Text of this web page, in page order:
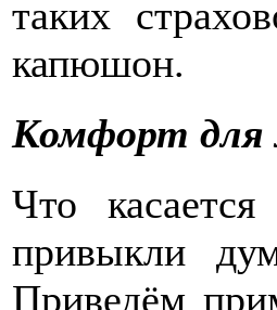
таких
капюшон.
Комфорт для
Что
привыкли
Приведём